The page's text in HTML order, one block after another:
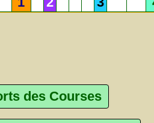
des Courses